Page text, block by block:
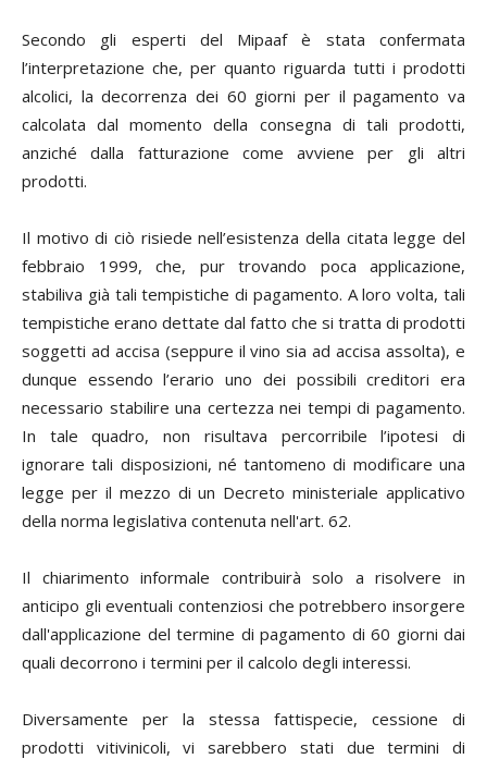
Secondo gli esperti del Mipaaf è stata confermata
l’interpretazione che, per quanto riguarda tutti i prodotti
alcolici, la decorrenza dei 60 giorni per il pagamento va
calcolata dal momento della consegna di tali prodotti,
anziché dalla fatturazione come avviene per gli altri
prodotti.
Il motivo di ciò risiede nell’esistenza della citata legge del
febbraio 1999, che, pur trovando poca applicazione,
stabiliva già tali tempistiche di pagamento. A loro volta, tali
tempistiche erano dettate dal fatto che si tratta di prodotti
soggetti ad accisa (seppure il vino sia ad accisa assolta), e
dunque essendo l’erario uno dei possibili creditori era
necessario stabilire una certezza nei tempi di pagamento.
In tale quadro, non risultava percorribile l’ipotesi di
ignorare tali disposizioni, né tantomeno di modificare una
legge per il mezzo di un Decreto ministeriale applicativo
della norma legislativa contenuta nell'art. 62.
Il chiarimento informale contribuirà solo a risolvere in
anticipo gli eventuali contenziosi che potrebbero insorgere
dall'applicazione del termine di pagamento di 60 giorni dai
quali decorrono i termini per il calcolo degli interessi.
Diversamente per la stessa fattispecie, cessione di
prodotti vitivinicoli, vi sarebbero stati due termini di